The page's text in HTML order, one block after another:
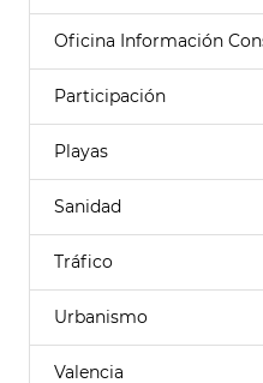
Oficina Información
Participación
Playas
Sanidad
Tráfico
Urbanismo
Valencia